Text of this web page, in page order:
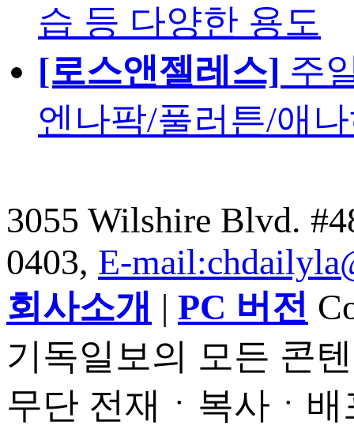
습 등 다양한 용도
[로스앤젤레스] 주
엔나팍/풀러튼/애
3055 Wilshire Blvd.
0403, E-
회사소개 | PC 버전
기독일보의 모든 콘
무단 전재ㆍ복사ㆍ